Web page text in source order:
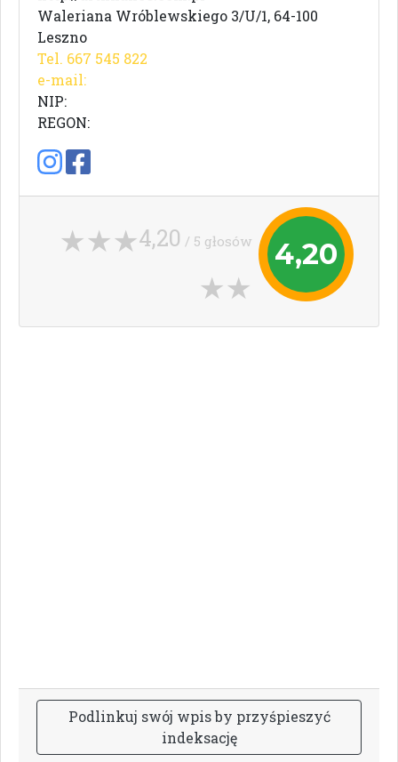
Waleriana Wróblewskiego 3/U/1, 64-100
Leszno
Tel. 667 545 822
e-mail:
NIP:
REGON:
4,20
4,20 / 5 głosów
Podlinkuj swój wpisby przyśpieszyć
indeksację